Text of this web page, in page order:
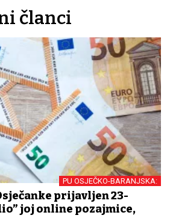
članci
PU OSJEČKO-BARANJSKA:
prijavljen 23-
joj online pozajmice,